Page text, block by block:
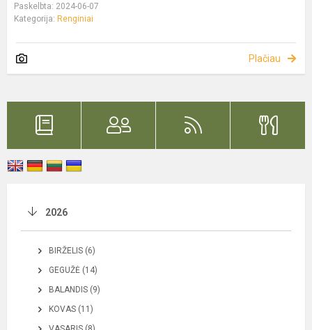
Paskelbta: 2024-06-07
Kategorija: Renginiai
Plačiau
2026
BIRŽELIS (6)
GEGUŽĖ (14)
BALANDIS (9)
KOVAS (11)